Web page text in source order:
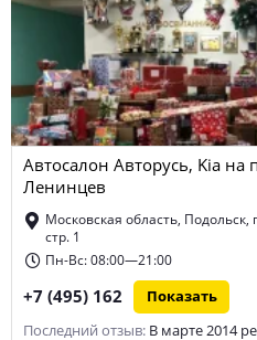
Автосалон Авторусь, Kia
Ленинцев
Московская область,
стр. 1
Пн-Вс: 08:00—21:00
+7 (495) 162 Показать
Последний отзыв: В марте 2014